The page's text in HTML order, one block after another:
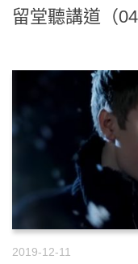
留堂聽講道（
2019-12-11